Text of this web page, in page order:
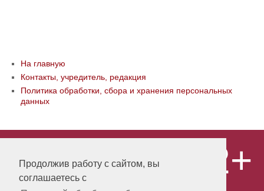
Продолжив работу с сайтом, вы
соглашаетесь с
На главную
Контакты, учредитель, редакция
Политика обработки, сбора и хранения персональных
данных
«Publishing company «World of science»,
LLC Материалы, размещенные на сайте,
охраняются Законом о защите авторских
12+